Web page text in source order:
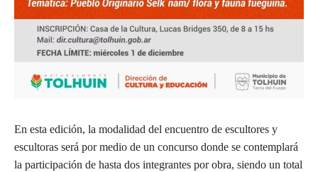
En esta edición, la modalidad del encuentro de escultores y
escultoras será por medio de un concurso donde se contemplará
la participación de hasta dos integrantes por obra, siendo un total